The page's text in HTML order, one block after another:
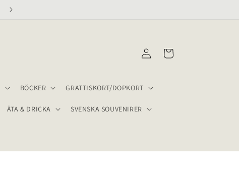
BÖCKER GRATTISKORT/DOPKORT
ÄTA & DRICKA SVENSKA SOUVENIRER
Logga
in
Varukorg